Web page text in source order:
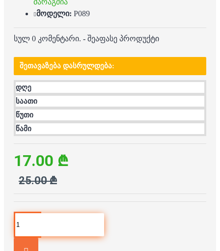
მოდელი: P089
სულ 0 კომენტარი. - შეაფასე პროდუქტი
ᲨᲔᲗᲐᲕᲐᲖᲔᲑᲐ ᲓᲐᲡᲠᲣᲚᲓᲔᲑᲐ:
დღე
საათი
წუთი
წამი
17.00 ₾
25.00 ₾